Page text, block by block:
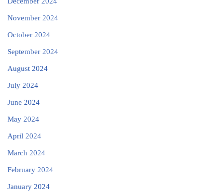
November 2024
October 2024
September 2024
August 2024
July 2024
June 2024
May 2024
April 2024
March 2024
February 2024
January 2024